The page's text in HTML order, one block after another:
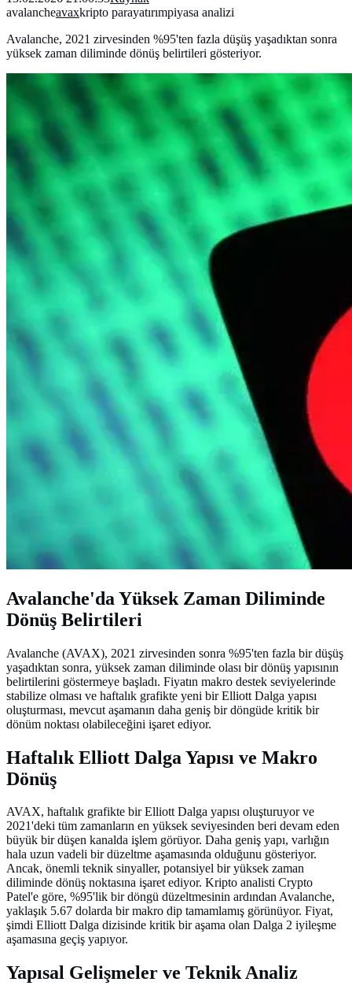
avalancheavaxkripto parayatırımpiyasa analizi
Avalanche, 2021 zirvesinden %95'ten fazla düşüş yaşadıktan sonra
yüksek zaman diliminde dönüş belirtileri gösteriyor.
Avalanche'da Yüksek Zaman Diliminde
Dönüş Belirtileri
Avalanche (AVAX), 2021 zirvesinden sonra %95'ten fazla bir düşüş
yaşadıktan sonra, yüksek zaman diliminde olası bir dönüş yapısının
belirtilerini göstermeye başladı. Fiyatın makro destek seviyelerinde
stabilize olması ve haftalık grafikte yeni bir Elliott Dalga yapısı
oluşturması, mevcut aşamanın daha geniş bir döngüde kritik bir
dönüm noktası olabileceğini işaret ediyor.
Haftalık Elliott Dalga Yapısı ve Makro
Dönüş
AVAX, haftalık grafikte bir Elliott Dalga yapısı oluşturuyor ve
2021'deki tüm zamanların en yüksek seviyesinden beri devam eden
büyük bir düşen kanalda işlem görüyor. Daha geniş yapı, varlığın
hala uzun vadeli bir düzeltme aşamasında olduğunu gösteriyor.
Ancak, önemli teknik sinyaller, potansiyel bir yüksek zaman
diliminde dönüş noktasına işaret ediyor. Kripto analisti Crypto
Patel'e göre, %95'lik bir döngü düzeltmesinin ardından Avalanche,
yaklaşık 5.67 dolarda bir makro dip tamamlamış görünüyor. Fiyat,
şimdi Elliott Dalga dizisinde kritik bir aşama olan Dalga 2 iyileşme
aşamasına geçiş yapıyor.
Yapısal Gelişmeler ve Teknik Analiz